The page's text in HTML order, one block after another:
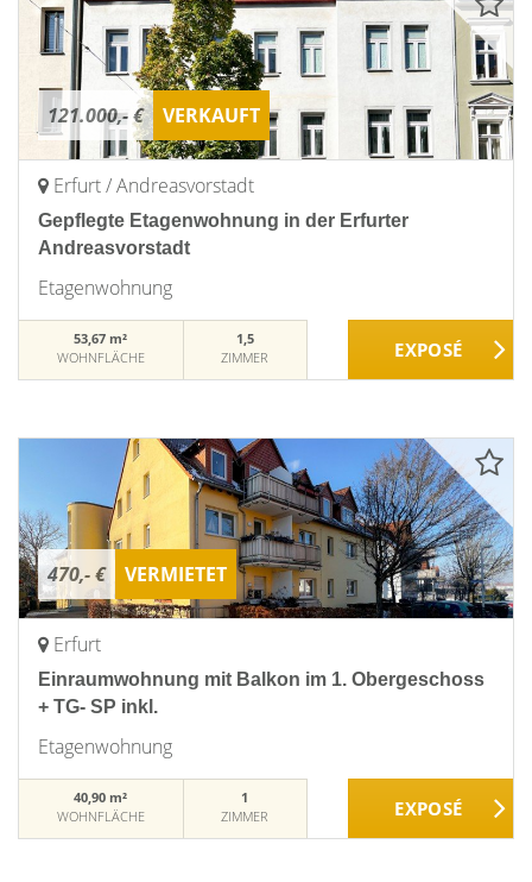
121.000,- € VERKAUFT
Erfurt / Andreasvorstadt
Gepflegte Etagenwohnung in der Erfurter
Andreasvorstadt
Etagenwohnung
53,67 m²
WOHNFLÄCHE
1,5
ZIMMER
470,- € VERMIETET
Erfurt
Einraumwohnung mit Balkon im 1. Obergeschoss
+ TG- SP inkl.
Etagenwohnung
40,90 m²
WOHNFLÄCHE
1
ZIMMER